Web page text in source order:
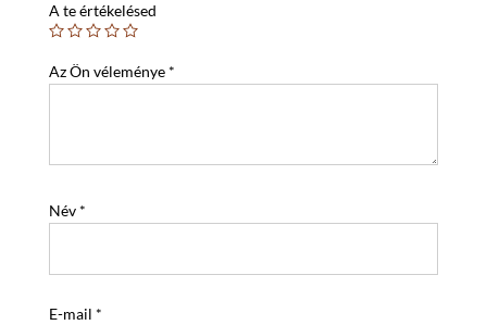
A te értékelésed
Az Ön véleménye *
Név *
E-mail *